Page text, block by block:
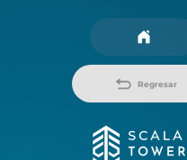
Regresar